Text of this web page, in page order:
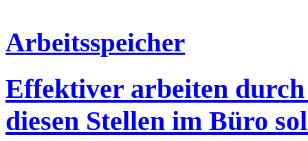
Arbeitsspeicher
Effektiver arbeiten durch
diesen Stellen im Büro